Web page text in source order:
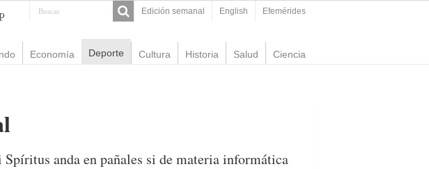
Edición semanal English Efemérides
Economía Deporte Cultura Historia Salud Ciencia
anda en pañales si de materia informática